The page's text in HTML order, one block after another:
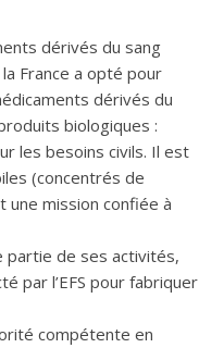
dérivés du sang
France a opté pour
dérivés du
biologiques :
les besoins civils. Il est
(concentrés de
mission confiée à
partie de ses activités,
par l’EFS pour fabriquer
compétente en